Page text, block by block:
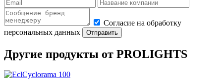
Согласие на обработку
персональных данных
Отправить
Другие продукты от PROLIGHTS